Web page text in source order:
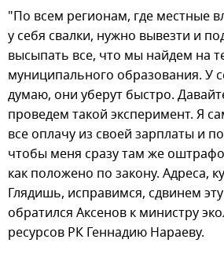
"По всем регионам, где местные
у себя свалки, нужно вывезти и
высыпать все, что мы найдем на
муниципального образования. У
думаю, они уберут быстро.
проведем такой эксперимент. Я
все оплачу из своей зарплаты и
чтобы меня сразу там же
как положено по закону. Адреса,
Глядишь, исправимся, сдвинем
обратился Аксенов к министру
ресурсов РК Геннадию Нараеву.